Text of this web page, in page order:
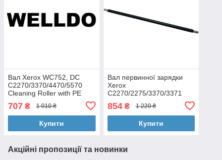
Вал Xerox WC752, DC
C2270/3370/4470/5570
Cleaning Roller with PE
707 ₴ 1 010 ₴
Купити
Вал первинної зарядки
Xerox
C2270/2275/3370/3371
/C3375/C4470/C4475 AHK
(70262048)
854₴ 1 220 ₴
Купити
Акційні пропозиції та новинки